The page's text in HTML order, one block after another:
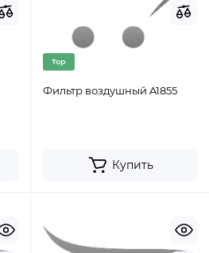
Top
Фильтр воздушный A1855
Купить